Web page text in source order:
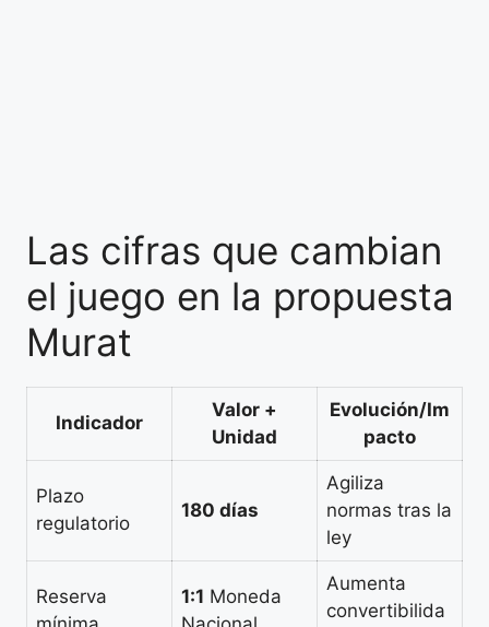
Las cifras que cambian
el juego en la propuesta
Murat
Indicador
Valor +
Unidad
Evolución/Im
pacto
Plazo
regulatorio
180 días
Agiliza
normas tras la
ley
Reserva
1:1 Moneda
Aumenta
convertibilida